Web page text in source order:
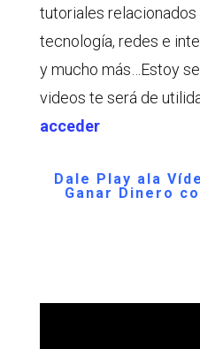
tutoriales relacionados
tecnología, redes e
y mucho más…Estoy
videos te será de
acceder
Dale Play ala
Ganar Dinero